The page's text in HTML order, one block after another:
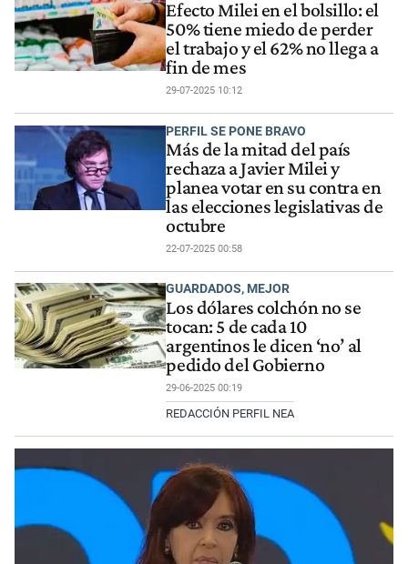
Efecto Milei en el bolsillo: el
50% tiene miedo de perder
el trabajo y el 62% no llega a
fin de mes
29-07-2025 10:12
PERFIL SE PONE BRAVO
Más de la mitad del país
rechaza a Javier Milei y
planea votar en su contra en
las elecciones legislativas de
octubre
22-07-2025 00:58
GUARDADOS, MEJOR
Los dólares colchón no se
tocan: 5 de cada 10
argentinos le dicen ‘no’ al
pedido del Gobierno
29-06-2025 00:19
REDACCIÓN PERFIL NEA